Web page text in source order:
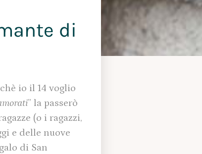
di
io il 14 voglio
” la passerò
(o i ragazzi,
e delle nuove
di San